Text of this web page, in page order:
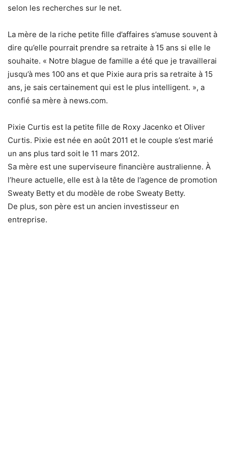
selon les recherches sur le net.
La mère de la riche petite fille d’affaires s’amuse souvent à
dire qu’elle pourrait prendre sa retraite à 15 ans si elle le
souhaite. « Notre blague de famille a été que je travaillerai
jusqu’à mes 100 ans et que Pixie aura pris sa retraite à 15
ans, je sais certainement qui est le plus intelligent. », a
confié sa mère à news.com.
Pixie Curtis est la petite fille de Roxy Jacenko et Oliver
Curtis. Pixie est née en août 2011 et le couple s’est marié
un ans plus tard soit le 11 mars 2012.
Sa mère est une superviseure financière australienne. À
l’heure actuelle, elle est à la tête de l’agence de promotion
Sweaty Betty et du modèle de robe Sweaty Betty.
De plus, son père est un ancien investisseur en
entreprise.